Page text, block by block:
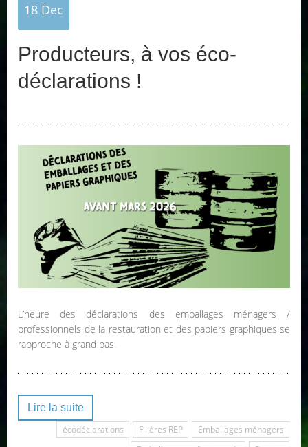
18 Dec
Producteurs, à vos éco-
déclarations !
L’heure des déclarations des emballages ménagers /
professionnels de la restauration et des papiers graphiques se
rapproche à grand pas.
Lire la suite
écodéclarations
Filières REP
Emballages ménagers